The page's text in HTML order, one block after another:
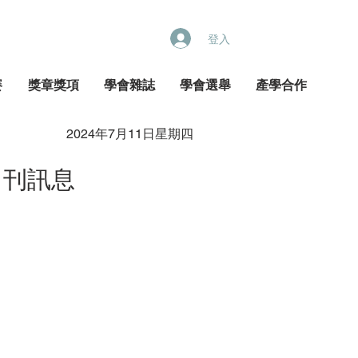
登入
獎章獎項 學會雜誌 學會選舉 產學合作
2024年7月11日星期四
訊息